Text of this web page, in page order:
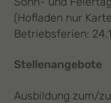
(Hofladen nur
Betriebsferien:
Stellenangebote
Ausbildung zum/